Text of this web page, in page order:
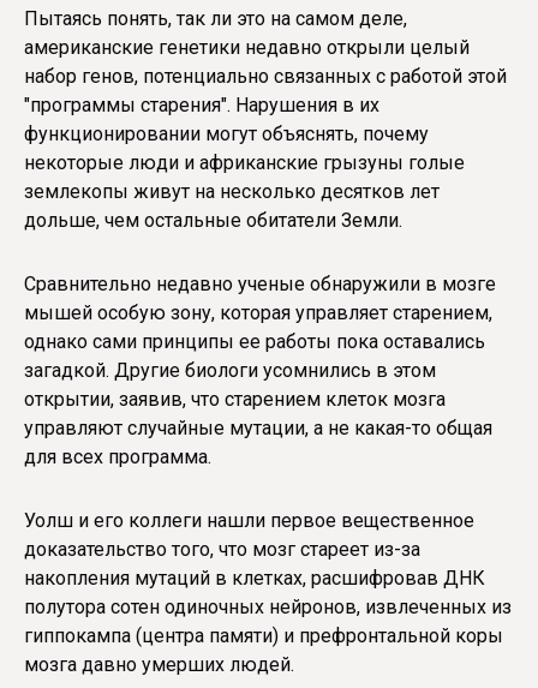
Пытаясь понять, так ли это на самом деле,
американские генетики недавно открыли целый
набор генов, потенциально связанных с работой этой
"программы старения". Нарушения в их
функционировании могут объяснять, почему
некоторые люди и африканские грызуны голые
землекопы живут на несколько десятков лет
дольше, чем остальные обитатели Земли.
Сравнительно недавно ученые обнаружили в мозге
мышей особую зону, которая управляет старением,
однако сами принципы ее работы пока оставались
загадкой. Другие биологи усомнились в этом
открытии, заявив, что старением клеток мозга
управляют случайные мутации, а не какая-то общая
для всех программа.
Уолш и его коллеги нашли первое вещественное
доказательство того, что мозг стареет из-за
накопления мутаций в клетках, расшифровав ДНК
полутора сотен одиночных нейронов, извлеченных из
гиппокампа (центра памяти) и префронтальной коры
мозга давно умерших людей.